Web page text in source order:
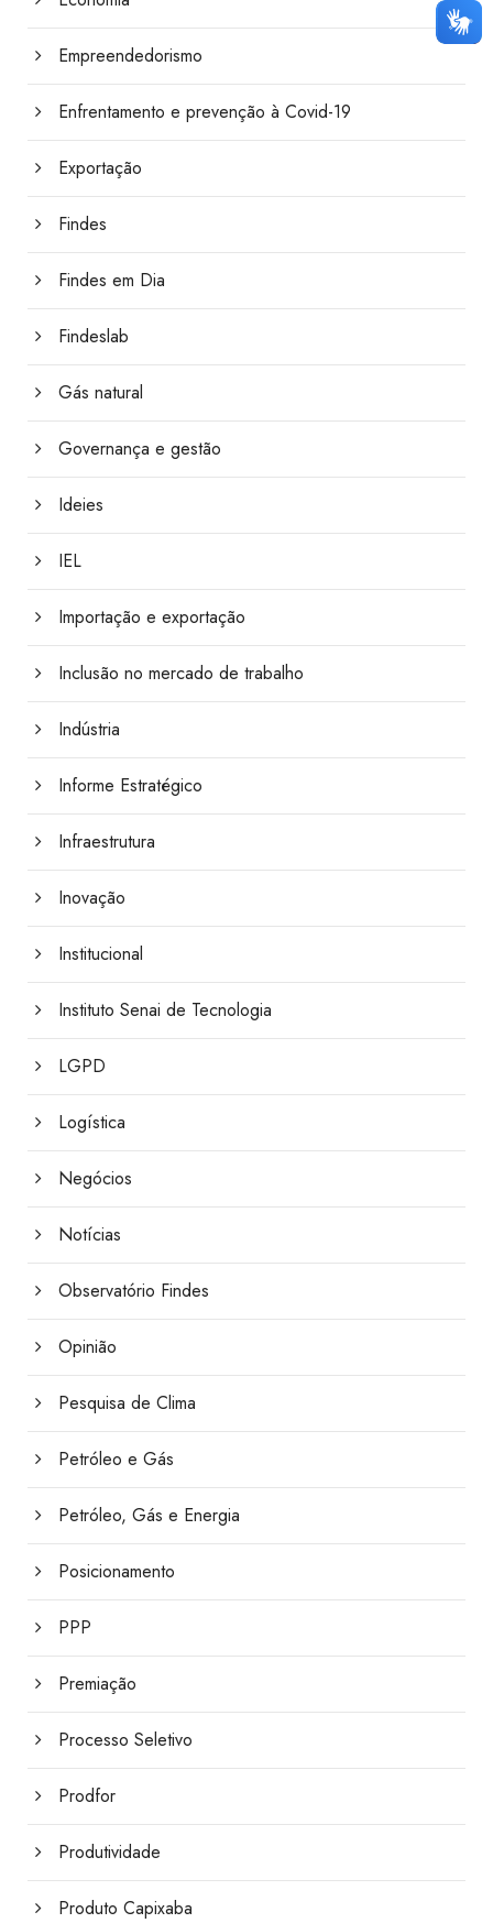
Empreendedorismo
Enfrentamento e prevenção à Covid-19
Exportação
Findes
Findes em Dia
Findeslab
Gás natural
Governança e gestão
Ideies
IEL
Importação e exportação
Inclusão no mercado de trabalho
Indústria
Informe Estratégico
Infraestrutura
Inovação
Institucional
Instituto Senai de Tecnologia
LGPD
Logística
Negócios
Notícias
Observatório Findes
Opinião
Pesquisa de Clima
Petróleo e Gás
Petróleo, Gás e Energia
Posicionamento
PPP
Premiação
Processo Seletivo
Prodfor
Produtividade
Produto Capixaba